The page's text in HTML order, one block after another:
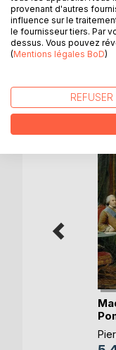
grands
La
monde.
provenant d'autres
influence sur le
le fournisseur tiers. Par
dessus. Vous pouvez
(Mentions légales BoD)
REFUSER